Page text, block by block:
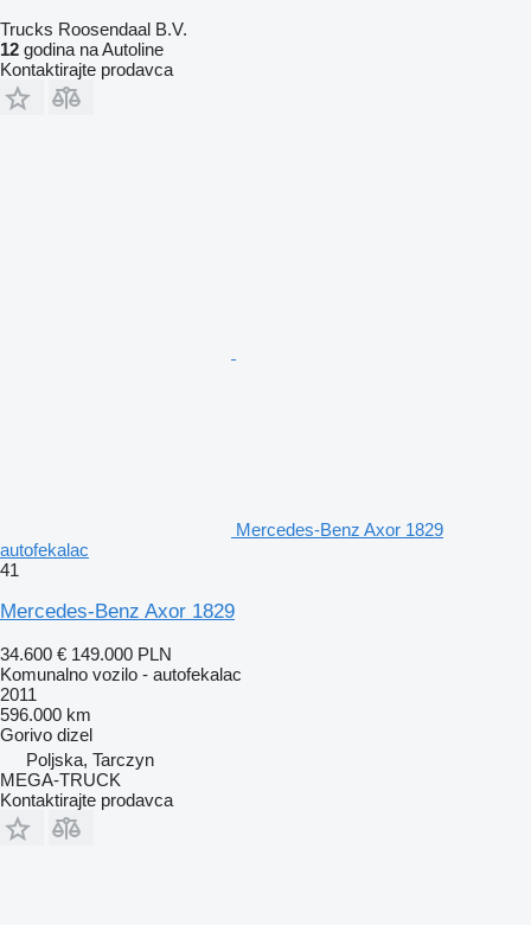
Trucks Roosendaal B.V.
12 godina na Autoline
Kontaktirajte prodavca
Mercedes-Benz Axor 1829
autofekalac
41
Mercedes-Benz Axor 1829
34.600 € 149.000 PLN
Komunalno vozilo - autofekalac
2011
596.000 km
Gorivo dizel
Poljska, Tarczyn
MEGA-TRUCK
Kontaktirajte prodavca